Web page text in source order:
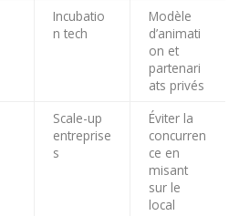
Incubatio
n tech
Modèle
d’animati
on et
partenari
ats privés
Scale-up
entreprise
s
Éviter la
concurren
ce en
misant
sur le
local